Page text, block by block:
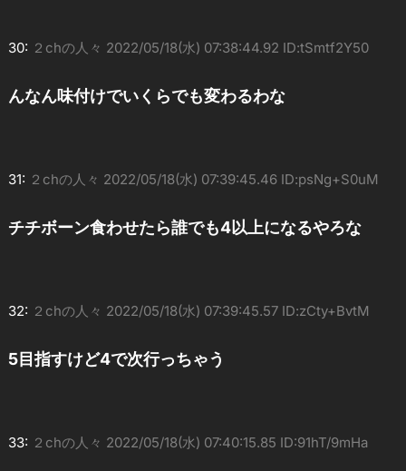
30: ２chの人々 2022/05/18(水) 07:38:44.92 ID:tSmtf2Y50
んなん味付けでいくらでも変わるわな
31: ２chの人々 2022/05/18(水) 07:39:45.46 ID:psNg+S0uM
チチボーン食わせたら誰でも4以上になるやろな
32: ２chの人々 2022/05/18(水) 07:39:45.57 ID:zCty+BvtM
5目指すけど4で次行っちゃう
33: ２chの人々 2022/05/18(水) 07:40:15.85 ID:91hT/9mHa